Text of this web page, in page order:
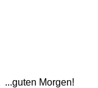
...guten Morgen!